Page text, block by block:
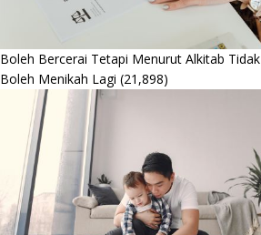
Boleh Bercerai Tetapi Menurut Alkitab Tidak
Boleh Menikah Lagi (21,898)